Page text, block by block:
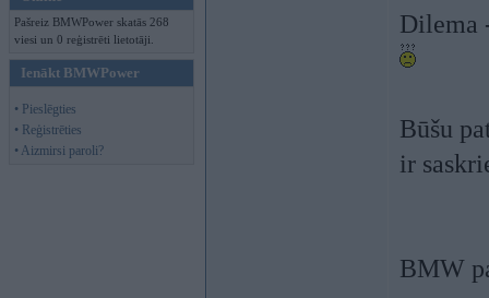
Pašreiz BMWPower skatās 268
viesi un 0 reģistrēti lietotāji.
Ienākt BMWPower
• Pieslēgties
• Reģistrēties
• Aizmirsi paroli?
Dilema
Būšu
ir
BMW